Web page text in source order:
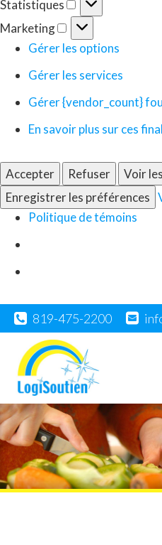
Statistiques
Statistiques
Marketing
Marketing
Gérer les options
Gérer les services
Gérer {vendor_count}
En savoir plus sur ces
Accepter Refuser
Voir
Enregistrer les préférences
Politique de témoins
819-475-2200